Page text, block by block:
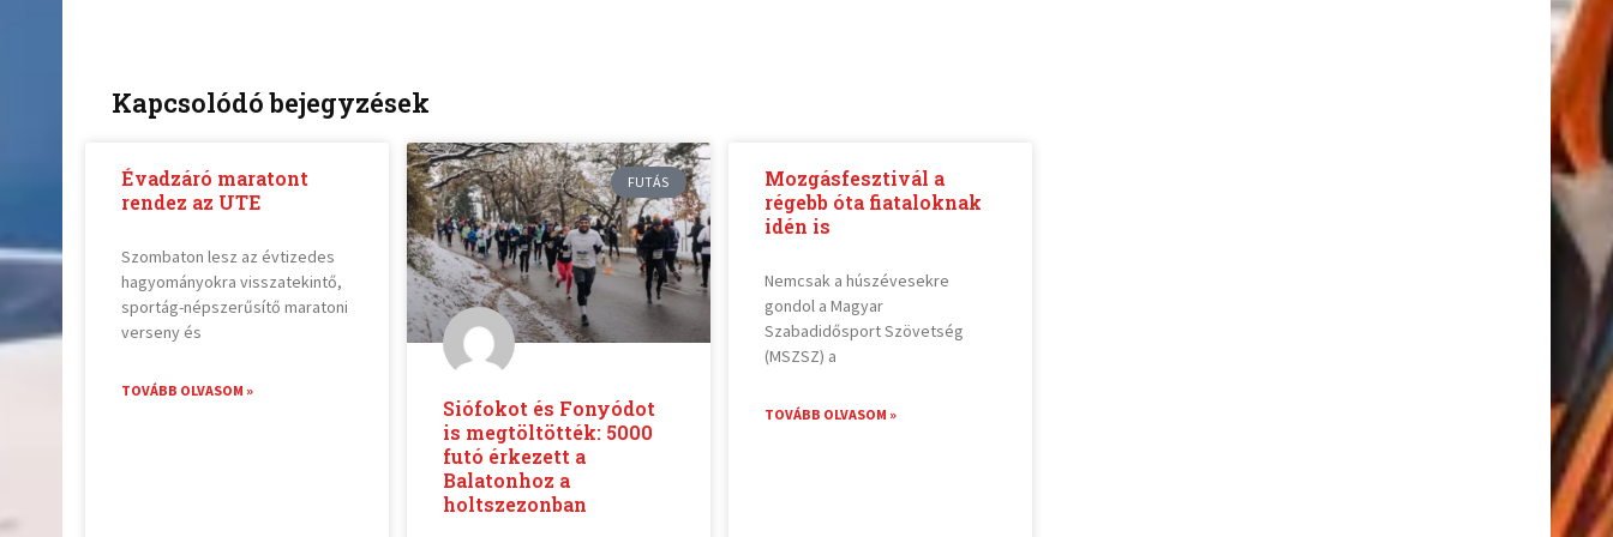
Kapcsolódó bejegyzések
Évadzáró maratont
rendez az UTE
Szombaton lesz az évtizedes
hagyományokra visszatekintő,
sportág-népszerűsítő maratoni
verseny és
TOVÁBB OLVASOM »
FUTÁS
Siófokot és Fonyódot
is megtöltötték: 5000
futó érkezett a
Balatonhoz a
holtszezonban
Mozgásfesztivál a
régebb óta fiataloknak
idén is
Nemcsak a húszévesekre
gondol a Magyar
Szabadidősport Szövetség
(MSZSZ) a
TOVÁBB OLVASOM »